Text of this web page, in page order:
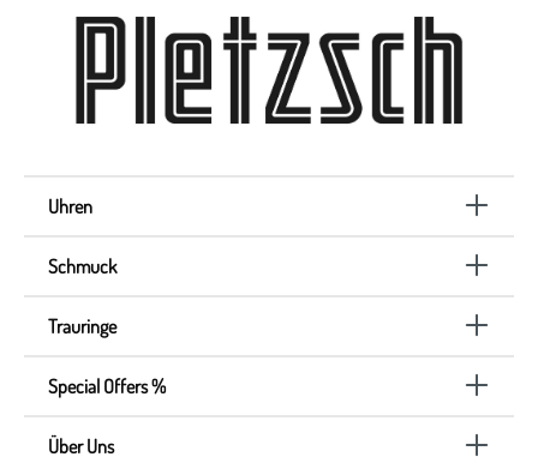
Uhren
Schmuck
Trauringe
Special Offers %
Über Uns